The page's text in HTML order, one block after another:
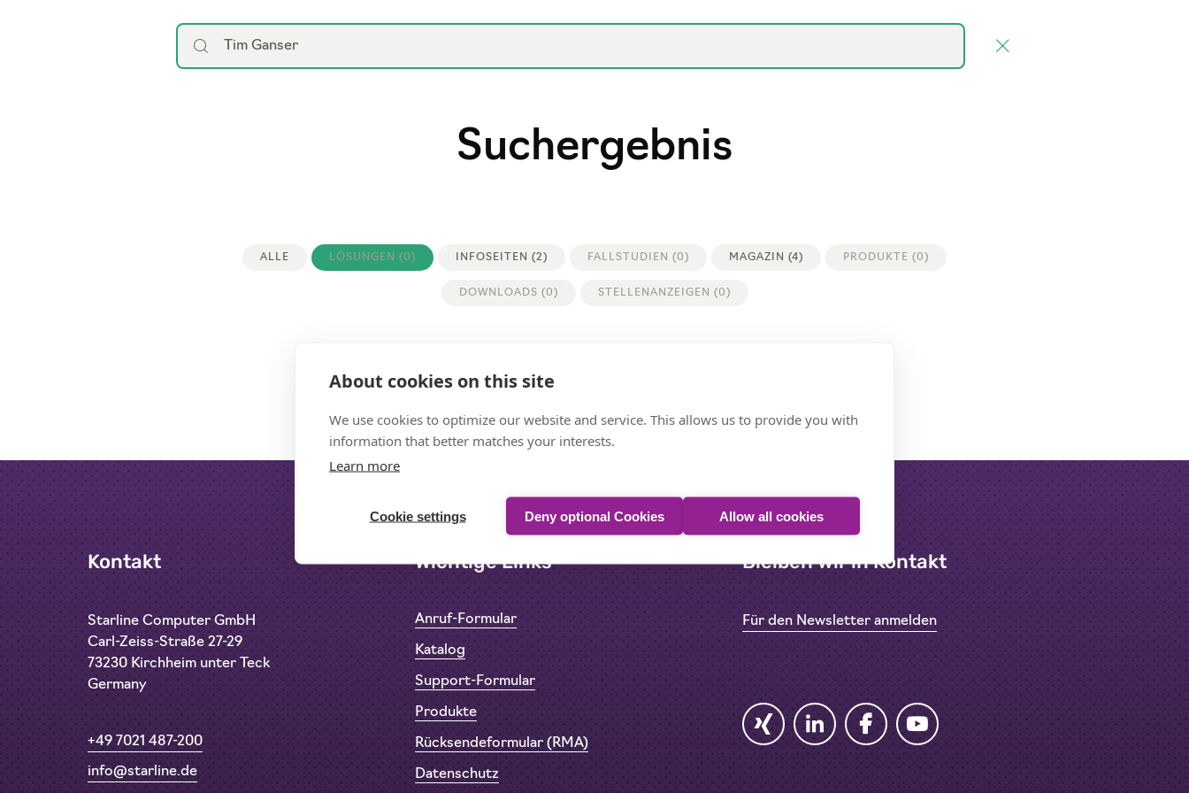
Suchergebnis
ALLE LÖSUNGEN (0) INFOSEITEN (2) FALLSTUDIEN (0) MAGAZIN (4) PRODUKTE (0)
DOWNLOADS (0) STELLENANZEIGEN (0)
Kontakt
Starline Computer GmbH
Carl-Zeiss-Straße 27-29
73230 Kirchheim unter Teck
Germany
+49 7021 487-200
info@starline.de
Wichtige Links
Anruf-Formular
Katalog
Support-Formular
Produkte
Rücksendeformular (RMA)
Datenschutz
Bleiben wir in Kontakt
Für den Newsletter anmelden
About cookies on this site
We use cookies to optimize our website and service. This allows us to provide you with
information that better matches your interests.
Learn more
Cookie settings Deny optional Cookies Allow all cookies